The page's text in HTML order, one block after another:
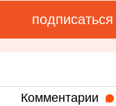
подписаться
Комментарии